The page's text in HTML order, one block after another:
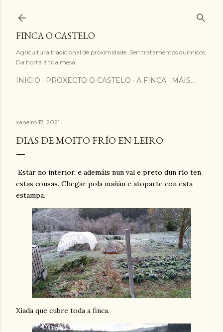
FINCA O CASTELO
Agricultura tradicional de proximidade. Sen tratamentos químicos.
Da horta á túa mesa.
INICIO PROXECTO O CASTELO A FINCA MÁIS…
xaneiro 17, 2021
DIAS DE MOITO FRÍO EN LEIRO
Estar no interior, e ademáis nun val e preto dun río ten
estas cousas. Chegar pola mañán e atoparte con esta
estampa.
Xiada que cubre toda a finca.